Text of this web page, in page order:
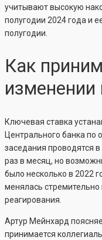
учитывают высокую
полугодии 2024 года и
полугодии.
Как
изменении
Ключевая ставка
Центрального банка
заседания проводятся
раз в месяц, но
было несколько в 2022
менялась стремительно
реагирования.
Артур Мейнхард
принимается